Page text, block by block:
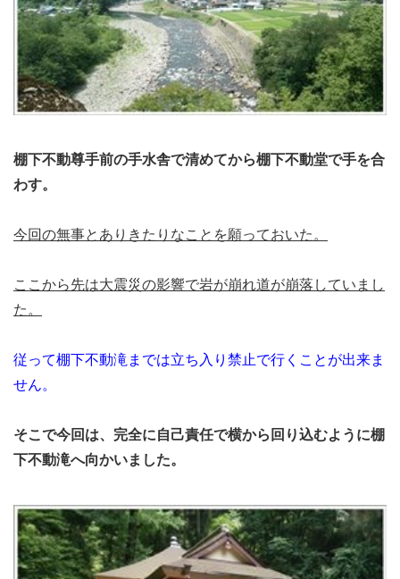
棚下不動尊手前の手水舎で清めてから棚下不動堂で手を合
わす。
今回の無事とありきたりなことを願っておいた。
ここから先は大震災の影響で岩が崩れ道が崩落していまし
た。
従って棚下不動滝までは立ち入り禁止で行くことが出来ま
せん。
そこで今回は、完全に自己責任で横から回り込むように棚
下不動滝へ向かいました。